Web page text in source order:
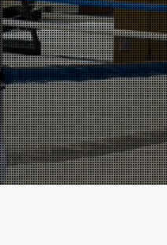
ビフォーアフター
よくある質問